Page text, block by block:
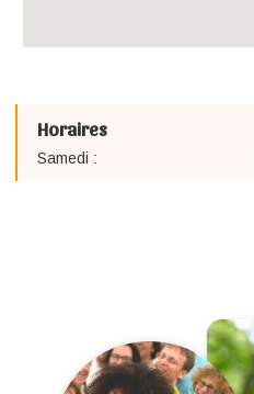
Horaires
Samedi :